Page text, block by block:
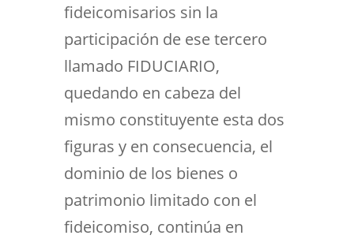
fideicomisarios sin la
participación de ese tercero
llamado FIDUCIARIO,
quedando en cabeza del
mismo constituyente esta dos
figuras y en consecuencia, el
dominio de los bienes o
patrimonio limitado con el
fideicomiso, continúa en